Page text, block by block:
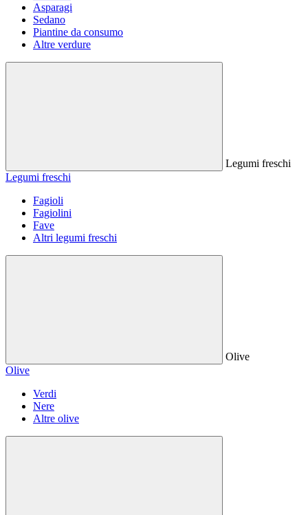
Asparagi
Sedano
Piantine da consumo
Altre verdure
Legumi freschi
Legumi freschi
Fagioli
Fagiolini
Fave
Altri legumi freschi
Olive
Olive
Verdi
Nere
Altre olive